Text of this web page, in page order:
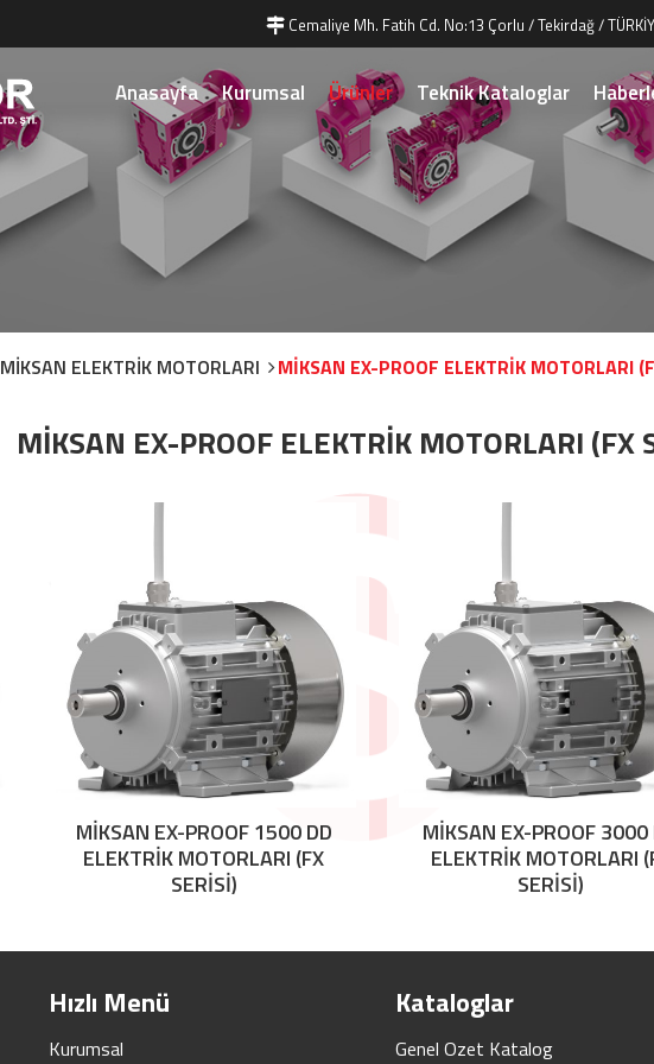
Cemaliye Mh. Fatih Cd. No:13 Çorlu / Tekirdağ /
Anasayfa Kurumsal Ürünler Teknik Kataloglar
MİKSAN ELEKTRİK MOTORLARI MİKSAN EX-PROOF ELEKTRİK MOTORLARI
MİKSAN EX-PROOF ELEKTRİK MOTORLARI (FX
MİKSAN EX-PROOF 1500 DD
ELEKTRİK MOTORLARI (FX
SERİSİ)
MİKSAN EX-PROOF 3000
ELEKTRİK MOTORLARI
SERİSİ)
Hızlı Menü
Kurumsal
Kataloglar
Genel Ozet Katalog